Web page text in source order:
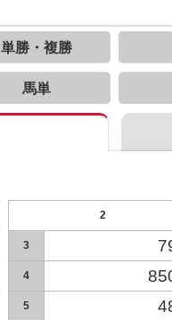
単勝・複勝
馬単
2
3
4
5